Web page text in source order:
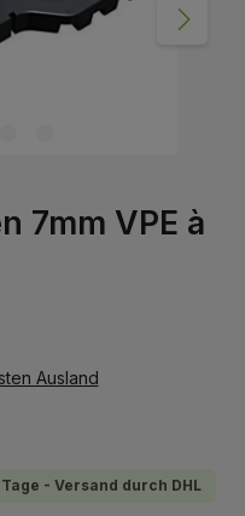
7mm VPE à
Ausland
- Versand durch DHL